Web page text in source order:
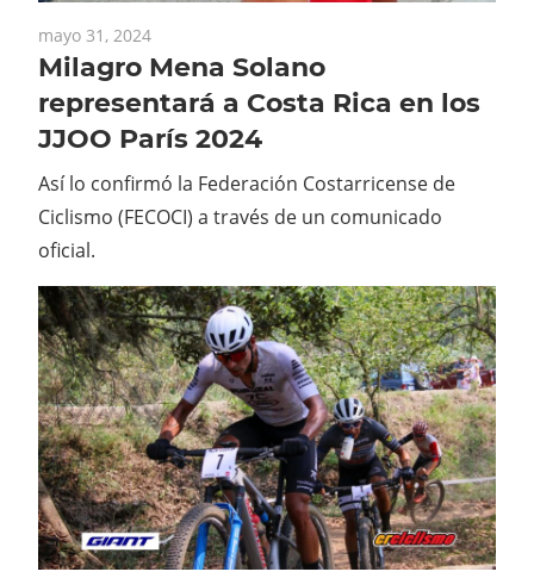
mayo 31, 2024
Milagro Mena Solano
representará a Costa Rica en los
JJOO París 2024
Así lo confirmó la Federación Costarricense de
Ciclismo (FECOCI) a través de un comunicado
oficial.